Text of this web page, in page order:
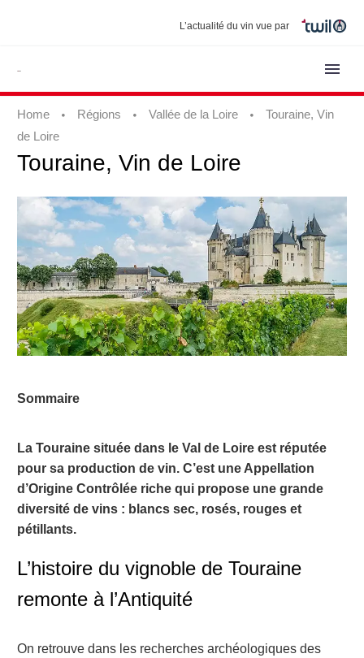
L’actualité du vin vue par
Home Régions Vallée de la Loire
Touraine, Vin
de Loire
Touraine, Vin de Loire
Sommaire
La Touraine située dans le Val de Loire est réputée
pour sa production de vin. C’est une Appellation
d’Origine Contrôlée riche qui propose une grande
diversité de vins : blancs sec, rosés, rouges et
pétillants.
L’histoire du vignoble de Touraine
remonte à l’Antiquité
On retrouve dans les recherches archéologiques des